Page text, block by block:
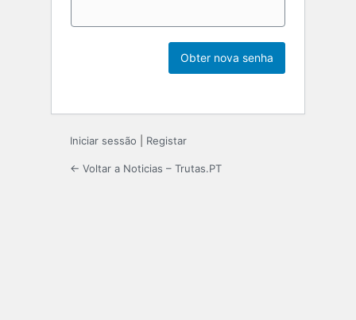
Iniciar sessão Registar
← Voltar a Noticias – Trutas.PT